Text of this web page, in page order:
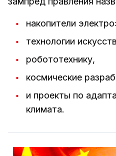
накопители
технологии
робототехнику,
космические
и проекты по
климата.